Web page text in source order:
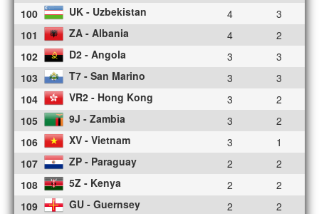
100
UK - Uzbekistan 4
3
101
ZA - Albania 4
2
102
D2 - Angola 3
3
103
T7 - San Marino 3
3
104
VR2 - Hong Kong 3
2
105
9J - Zambia 3
2
106
XV - Vietnam 3
1
107
ZP - Paraguay 2
2
108
5Z - Kenya 2
2
109
GU - Guernsey 2
2